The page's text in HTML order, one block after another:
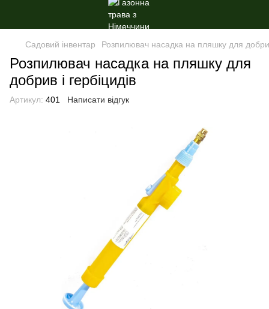
Садовий інвентар Розпилювач насадка на пляшку для добрив
Розпилювач насадка на пляшку для
добрив і гербіцидів
Артикул: 401 Написати відгук